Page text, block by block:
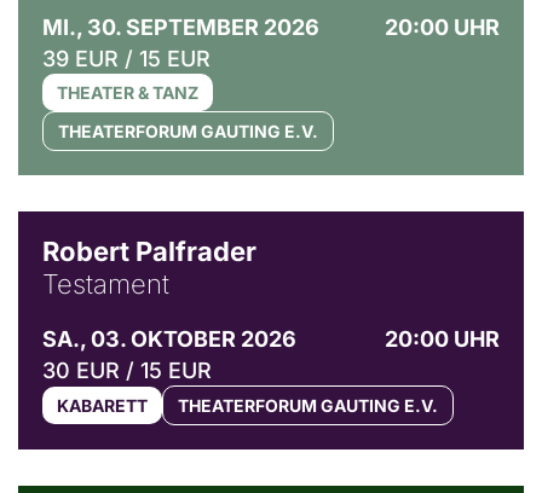
MI., 30. SEPTEMBER 2026
20:00 UHR
39 EUR / 15 EUR
THEATER & TANZ
THEATERFORUM GAUTING E.V.
Robert Palfrader
Testament
SA., 03. OKTOBER 2026
20:00 UHR
30 EUR / 15 EUR
KABARETT THEATERFORUM GAUTING E.V.